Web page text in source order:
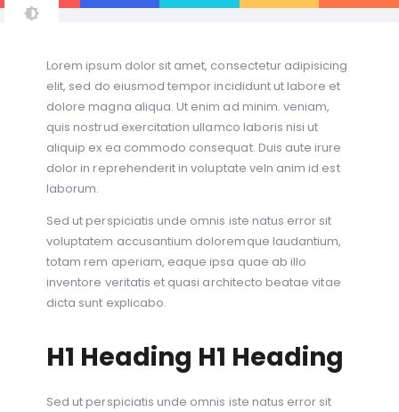
Lorem ipsum dolor sit amet, consectetur adipisicing
elit, sed do eiusmod tempor incididunt ut labore et
dolore magna aliqua. Ut enim ad minim. veniam,
quis nostrud exercitation ullamco laboris nisi ut
aliquip ex ea commodo consequat. Duis aute irure
dolor in reprehenderit in voluptate veln anim id est
laborum.
Sed ut perspiciatis unde omnis iste natus error sit
voluptatem accusantium doloremque laudantium,
totam rem aperiam, eaque ipsa quae ab illo
inventore veritatis et quasi architecto beatae vitae
dicta sunt explicabo.
H1 Heading H1 Heading
Sed ut perspiciatis unde omnis iste natus error sit